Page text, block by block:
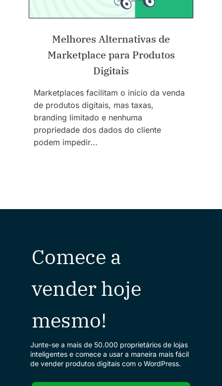
Melhores Alternativas de
Marketplace para Produtos
Digitais
Marketplaces facilitam o início da venda
de produtos digitais, mas taxas,
branding limitado e nenhuma
propriedade dos dados do cliente
podem impedir...
Comece a
vender hoje
mesmo!
Junte-se a mais de 50.000 proprietários de lojas
inteligentes e comece a usar a maneira mais fácil
de vender produtos digitais com o WordPress.